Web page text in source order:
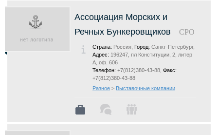
Ассоциация Морских и
Речных Бункеровщиков
СРО
Страна: Россия, Город: Санкт-Петербург,
Адрес: 196247, пл Конституции, 2, литер
А, оф. 606
Телефон: +7(812)380-43-88, Факс:
+7(812)380-43-88
Разное > Выставочные компании